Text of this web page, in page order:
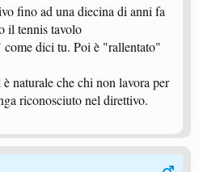
fino ad una diecina di anni fa
il tennis tavolo
dici tu. Poi è "rallentato"
naturale che chi non lavora per
riconosciuto nel direttivo.